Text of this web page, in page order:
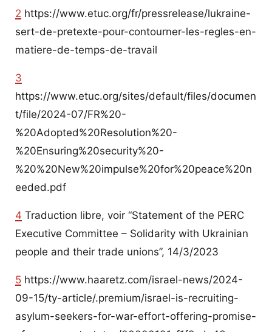
2 https://www.etuc.org/fr/pressrelease/lukraine-
sert-de-pretexte-pour-contourner-les-regles-en-
matiere-de-temps-de-travail
3
https://www.etuc.org/sites/default/files/documen
t/file/2024-07/FR%20-
%20Adopted%20Resolution%20-
%20Ensuring%20security%20-
%20%20New%20impulse%20for%20peace%20n
eeded.pdf
4 Traduction libre, voir “Statement of the PERC
Executive Committee – Solidarity with Ukrainian
people and their trade unions”, 14/3/2023
5 https://www.haaretz.com/israel-news/2024-
09-15/ty-article/.premium/israel-is-recruiting-
asylum-seekers-for-war-effort-offering-promise-